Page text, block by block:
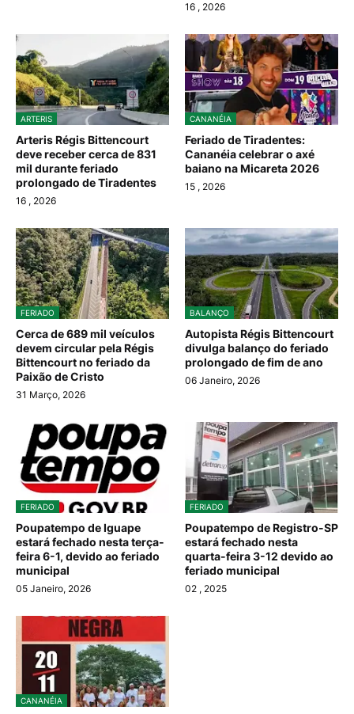
16 , 2026
ARTERIS
Arteris Régis Bittencourt
deve receber cerca de 831
mil durante feriado
prolongado de Tiradentes
16 , 2026
CANANÉIA
Feriado de Tiradentes:
Cananéia celebrar o axé
baiano na Micareta 2026
15 , 2026
FERIADO
Cerca de 689 mil veículos
devem circular pela Régis
Bittencourt no feriado da
Paixão de Cristo
31 Março, 2026
BALANÇO
Autopista Régis Bittencourt
divulga balanço do feriado
prolongado de fim de ano
06 Janeiro, 2026
FERIADO
Poupatempo de Iguape
estará fechado nesta terça-
feira 6-1, devido ao feriado
municipal
05 Janeiro, 2026
FERIADO
Poupatempo de Registro-SP
estará fechado nesta
quarta-feira 3-12 devido ao
feriado municipal
02 , 2025
CANANÉIA